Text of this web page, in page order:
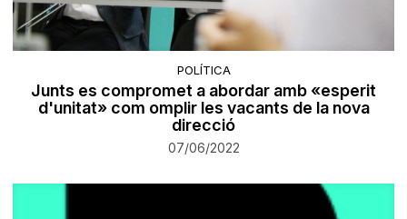
POLÍTICA
Junts es compromet a abordar amb «esperit
d'unitat» com omplir les vacants de la nova
direcció
07/06/2022